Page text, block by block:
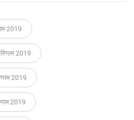
2019
2019
2019
2019